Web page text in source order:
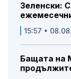
Зеленски:
15:57 •
Бащата на